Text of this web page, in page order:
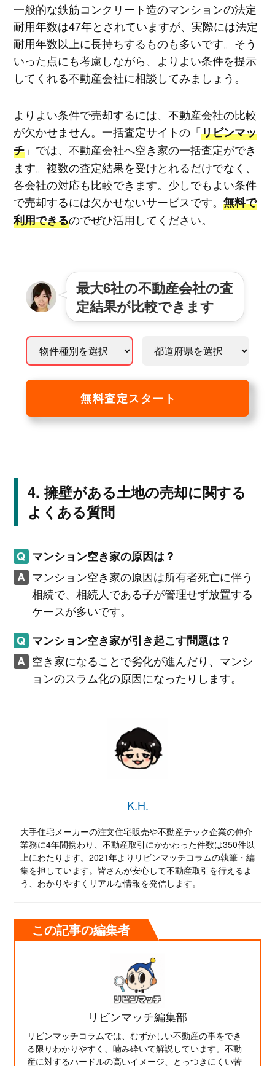
一般的な鉄筋コンクリート造のマンションの法定
耐用年数は47年とされていますが、実際には法定
耐用年数以上に長持ちするものも多いです。そう
いった点にも考慮しながら、よりよい条件を提示
してくれる不動産会社に相談してみましょう。
よりよい条件で売却するには、不動産会社の比較
が欠かせません。一括査定サイトの「リビンマッ
チ」では、不動産会社へ空き家の一括査定ができ
ます。複数の査定結果を受けとれるだけでなく、
各会社の対応も比較できます。少しでもよい条件
で売却するには欠かせないサービスです。 無料で
利用できるのでぜひ活用してください。
最大6社の不動産会社の査
定結果が比較できます
無料査定スタート
擁壁がある土地の売却に関する
よくある質問
マンション空き家の原因は？
マンション空き家の原因は所有者死亡に伴う
相続で、相続人である子が管理せず放置する
ケースが多いです。
マンション空き家が引き起こす問題は？
空き家になることで劣化が進んだり、マンシ
ョンのスラム化の原因になったりします。
K.H.
大手住宅メーカーの注文住宅販売や不動産テック企業の仲介
業務に4年間携わり、不動産取引にかかわった件数は350件以
上にわたります。2021年よりリビンマッチコラムの執筆・編
集を担しています。皆さんが安心して不動産取引を行えるよ
う、わかりやすくリアルな情報を発信します。
この記事の編集者
リビンマッチ編集部
リビンマッチコラムでは、むずかしい不動産の事をでき
る限りわかりやすく、噛み砕いて解説しています。不動
産に対するハードルの高いイメージ、とっつきにくい苦